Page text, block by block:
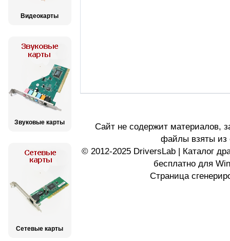
Видеокарты
Звуковые карты
Сетевые карты
Сайт не содержит материалов,
файлы взяты из
© 2012-2025 DriversLab | Каталог
бесплатно для
Страница